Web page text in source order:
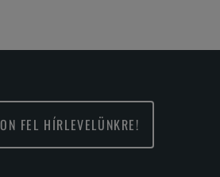
FEL HÍRLEVELÜNKRE!